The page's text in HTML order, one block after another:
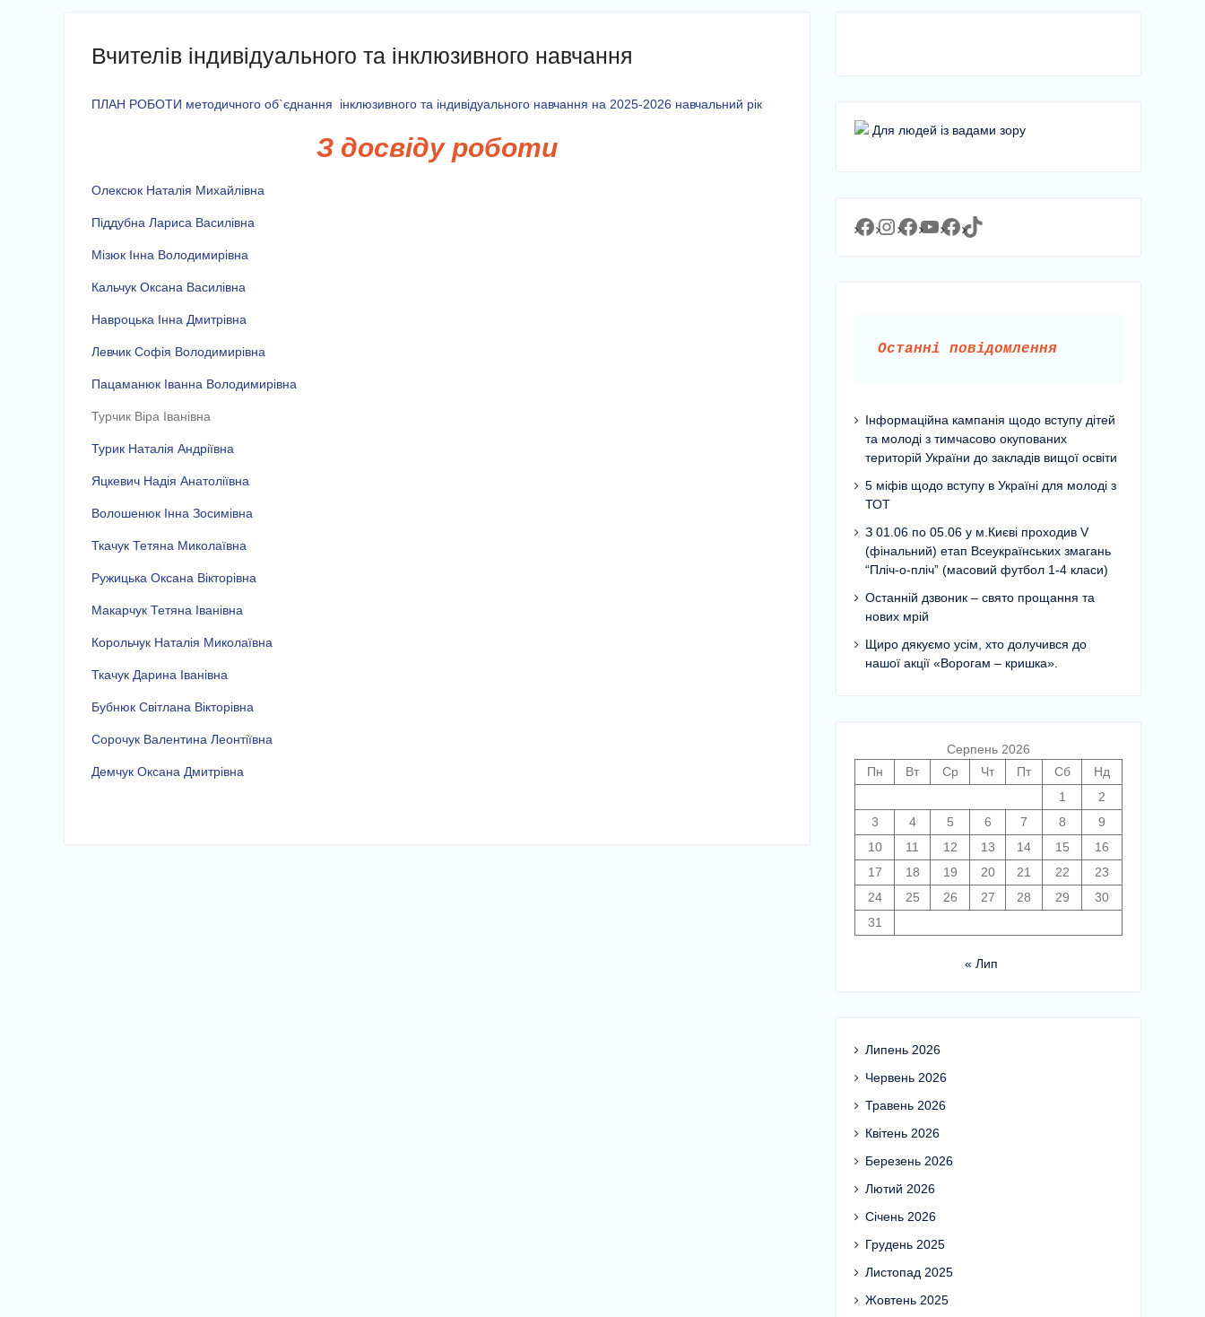
Вчителів індивідуального та інклюзивного навчання
ПЛАН РОБОТИ методичного об`єднання інклюзивного та індивідуального навчання на 2025-2026 навчальний рік
З досвіду роботи
Олексюк Наталія Михайлівна
Піддубна Лариса Василівна
Мізюк Інна Володимирівна
Кальчук Оксана Василівна
Навроцька Інна Дмитрівна
Левчик Софія Володимирівна
Пацаманюк Іванна Володимирівна
Турчик Віра Іванівна
Турик Наталія Андріївна
Яцкевич Надія Анатоліївна
Волошенюк Інна Зосимівна
Ткачук Тетяна Миколаївна
Ружицька Оксана Вікторівна
Макарчук Тетяна Іванівна
Корольчук Наталія Миколаївна
Ткачук Дарина Іванівна
Бубнюк Світлана Вікторівна
Сорочук Валентина Леонтіївна
Демчук Оксана Дмитрівна
Для людей із вадами зору
Facebook
Instagram
Facebook
YouTube
Facebook
https://www.tiktok.com/@lyceum1man?_t=8YJMx0RJgIf&_r=1
Останні повідомлення
Інформаційна кампанія щодо вступу дітей
та молоді з тимчасово окупованих
територій України до закладів вищої освіти
5 міфів щодо вступу в Україні для молоді з
ТОТ
З 01.06 по 05.06 у м.Києві проходив V
(фінальний) етап Всеукраїнських змагань
“Пліч-о-пліч” (масовий футбол 1-4 класи)
Останній дзвоник – свято прощання та
нових мрій
Щиро дякуємо усім, хто долучився до
нашої акції «Ворогам – кришка».
Серпень 2026
Пн
Вт Ср Чт Пт Сб
Нд
1
2
3
4 5 6 7 8
9
10
11 12 13 14 15
16
17
18 19 20 21 22
23
24
25 26 27 28 29
30
31
« Лип
Липень 2026
Червень 2026
Травень 2026
Квітень 2026
Березень 2026
Лютий 2026
Січень 2026
Грудень 2025
Листопад 2025
Жовтень 2025